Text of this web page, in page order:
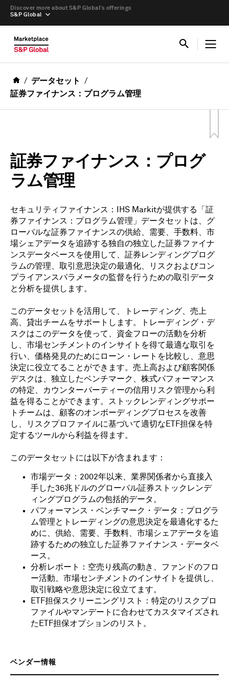
S&P Global
Discover more about S&P Global’s offerings
データセット
証券ファイナンス：プログラム管理
証券ファイナンス：プログ
ラム管理
セキュリティファイナンス：IHS Markitが提供する「証
券ファイナンス：プログラム管理」データセットは、グ
ローバルな証券ファイナンスの供給、需要、手数料、市
場シェアデータを追跡する独自の独立した証券ファイナ
ンスデータベースを使用して、証券レンディングプログ
ラムの管理、取引意思決定の最適化、リスクおよびコン
プライアンスパラメータの監督を行うための取引データ
と分析を提供します。
このデータセットを活用して、トレーディング、売上
高、貸出チームをサポートします。トレーディング・デ
スクはこのデータを使って、資金フローの活動を分析
し、市場センチメントのインサイトを得て最適な取引を
行い、価格発見のためにローン・レートを比較し、 意思
決定に役立てることができます。売上高および顧客関係
デスクは、独立したベンチマーク、株式パフォーマンス
の特定、カウンターパーティーの信用リスク管理から利
益を得ることができます。ストックレンディングサポー
トチームは、顧客のオンボーディングプロセスを改善
し、リスクプロファイルに基づいて適切なETF担保を特
定するツールから利益を得ます。
このデータセットには以下が含まれます：
市場データ：2002年以来、業界関係者から直接入
手した36兆ドルのグローバル証券ストックレンデ
ィングプログラムの包括的データ。
パフォーマンス・ベンチマーク・データ：プログラ
ム管理とトレーディングの意思決定を最適化するた
めに、供給、需要、手数料、市場シェアデータを追
跡するための独立した証券ファイナンス・データベ
ース。
分析レポート：空売り残高の動き、ファンドのフロ
ー活動、市場センチメントのインサイトを提供し、
取引戦略や意思決定に役立てます。
ETF担保スクリーニングリスト：特定のリスクプロ
ファイルやマンデートに合わせてカスタマイズされ
たETF担保オプションのリスト。
ベンダー情報